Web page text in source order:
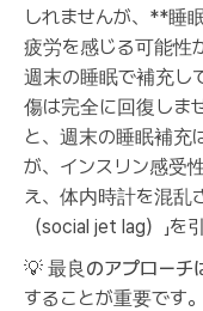
しれませんが、**睡
疲労を感じる可能性
週末の睡眠で補充し
傷は完全に回復しま
と、週末の睡眠補充
が、インスリン感受
え、体内時計を混乱
（social jet lag）」
💡 最良のアプローチ
することが重要です